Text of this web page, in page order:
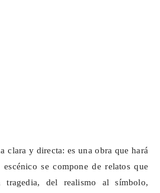
clara y directa: es una obra que hará
se compone de relatos que
del realismo al símbolo,